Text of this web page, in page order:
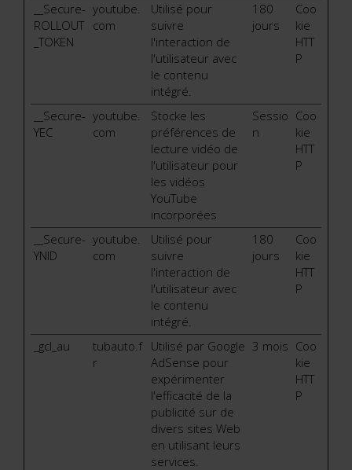
__Secure-
ROLLOUT
_TOKEN
youtube.
com
Utilisé pour
suivre
l'interaction de
l'utilisateur avec
le contenu
intégré.
180
jours
Coo
kie
HTT
P
__Secure-
YEC
youtube.
com
Stocke les
préférences de
lecture vidéo de
l'utilisateur pour
les vidéos
YouTube
incorporées
Sessio
n
Coo
kie
HTT
P
__Secure-
YNID
youtube.
com
Utilisé pour
suivre
l'interaction de
l'utilisateur avec
le contenu
intégré.
180
jours
Coo
kie
HTT
P
_gcl_au
tubauto.f
r
Utilisé par Google
AdSense pour
expérimenter
l'efficacité de la
publicité sur de
divers sites Web
en utilisant leurs
services.
3 mois Coo
kie
HTT
P